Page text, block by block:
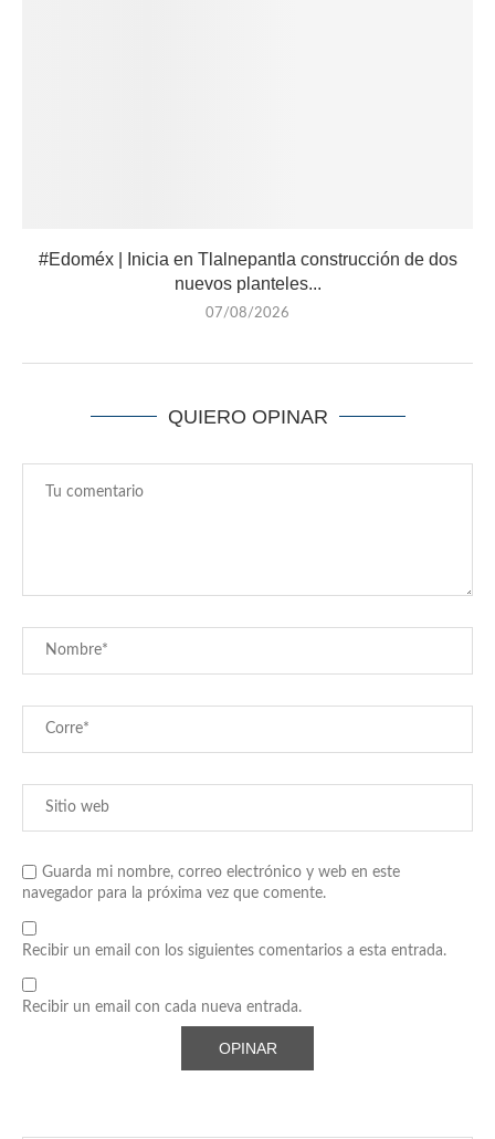
#Edoméx | Inicia en Tlalnepantla construcción de dos
nuevos planteles...
07/08/2026
QUIERO OPINAR
Guarda mi nombre, correo electrónico y web en este
navegador para la próxima vez que comente.
Recibir un email con los siguientes comentarios a esta entrada.
Recibir un email con cada nueva entrada.